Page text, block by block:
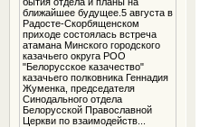
ближайшее будущее.5 августа в
Радосте-Скорбященском
приходе состоялась встреча
атамана Минского городского
казачьего округа РОО
"Белорусское казачество"
казачьего полковника Геннадия
Жуменка, председателя
Синодального отдела
Белорусской Православной
Церкви по взаимодейств...